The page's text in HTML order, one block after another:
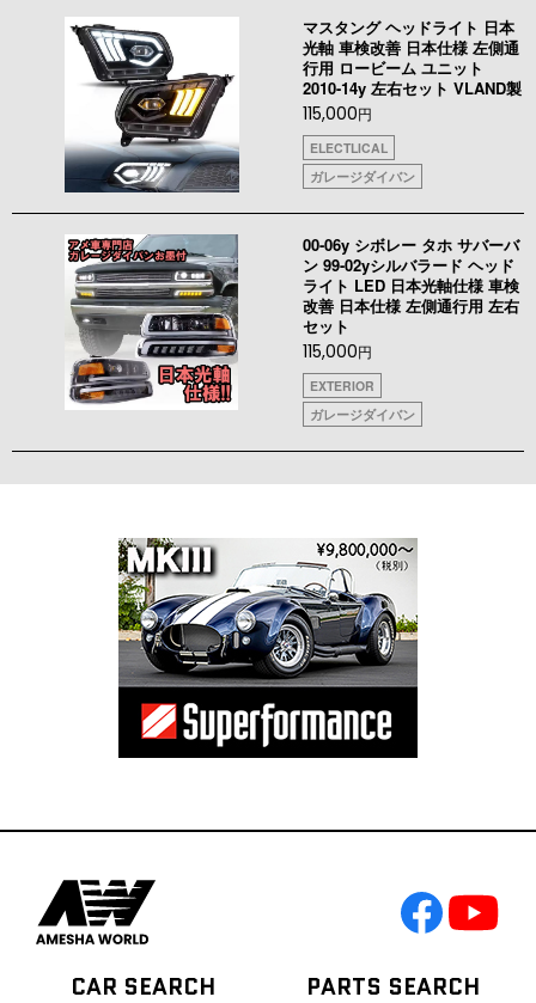
マスタング ヘッドライト 日本
光軸 車検改善 日本仕様 左側通
行用 ロービーム ユニット
2010-14y 左右セット VLAND製
115,000円
ELECTLICAL
ガレージダイバン
00-06y シボレー タホ サバーバ
ン 99-02yシルバラード ヘッド
ライト LED 日本光軸仕様 車検
改善 日本仕様 左側通行用 左右
セット
115,000円
EXTERIOR
ガレージダイバン
CAR SEARCH PARTS SEARCH